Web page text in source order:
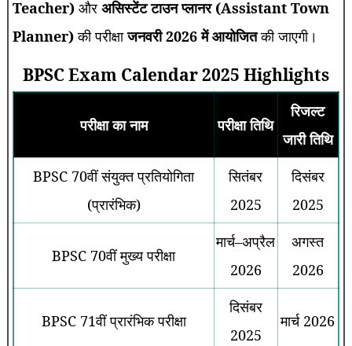
Teacher)और असिस्टेंट टाउन प्लानर (Assistant Town
Planner)की परीक्षाजनवरी 2026 में आयोजितकी जाएगी।
BPSC Exam Calendar 2025 Highlights
परीक्षा का नाम परीक्षा तिथि
रिजल्ट
जारी तिथि
BPSC 70वीं संयुक्त प्रतियोगिता
(प्रारंभिक)
सितंबर
2025
दिसंबर
2025
BPSC 70वीं मुख्य परीक्षा
मार्च–अप्रैल
2026
अगस्त
2026
BPSC 71वीं प्रारंभिक परीक्षा
दिसंबर
2025
मार्च 2026